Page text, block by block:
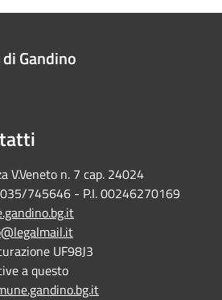
Gandino
V.Veneto n. 7 cap. 24024
745646 - P.I. 00246270169
UF98J3
a questo